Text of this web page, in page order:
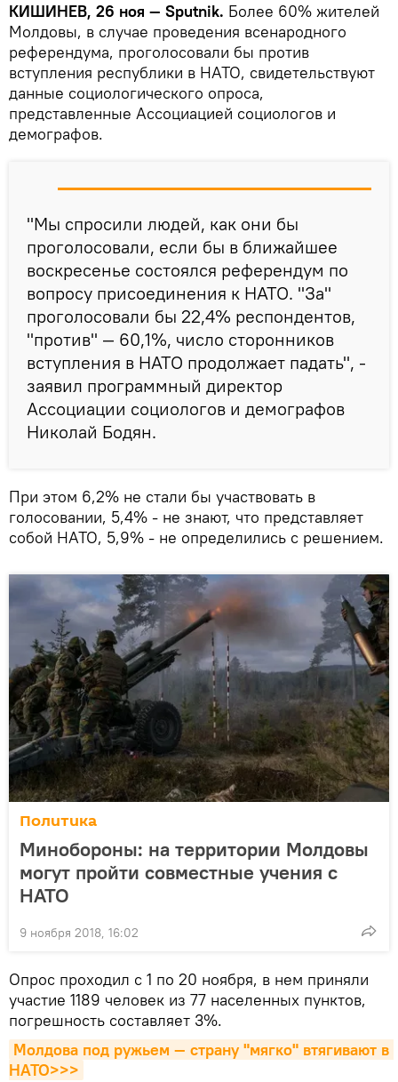
КИШИНЕВ, 26 ноя — Sputnik. Более 60% жителей
Молдовы, в случае проведения всенародного
референдума, проголосовали бы против
вступления республики в НАТО, свидетельствуют
данные социологического опроса,
представленные Ассоциацией социологов и
демографов.
"Мы спросили людей, как они бы
проголосовали, если бы в ближайшее
воскресенье состоялся референдум по
вопросу присоединения к НАТО. "За"
проголосовали бы 22,4% респондентов,
"против" — 60,1%, число сторонников
вступления в НАТО продолжает падать", -
заявил программный директор
Ассоциации социологов и демографов
Николай Бодян.
При этом 6,2% не стали бы участвовать в
голосовании, 5,4% - не знают, что представляет
собой НАТО, 5,9% - не определились с решением.
Политика
Минобороны: на территории Молдовы
могут пройти совместные учения с
НАТО
9 ноября 2018, 16:02
Опрос проходил с 1 по 20 ноября, в нем приняли
участие 1189 человек из 77 населенных пунктов,
погрешность составляет 3%.
Молдова под ружьем — страну "мягко" втягивают в
НАТО>>>